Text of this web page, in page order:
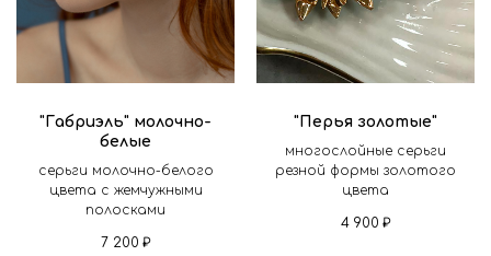
"Габриэль" молочно-
белые
серьги молочно-белого
цвета с жемчужными
полосками
7 200 ₽
"Перья золотые"
многослойные серьги
резной формы золотого
цвета
4 900 ₽